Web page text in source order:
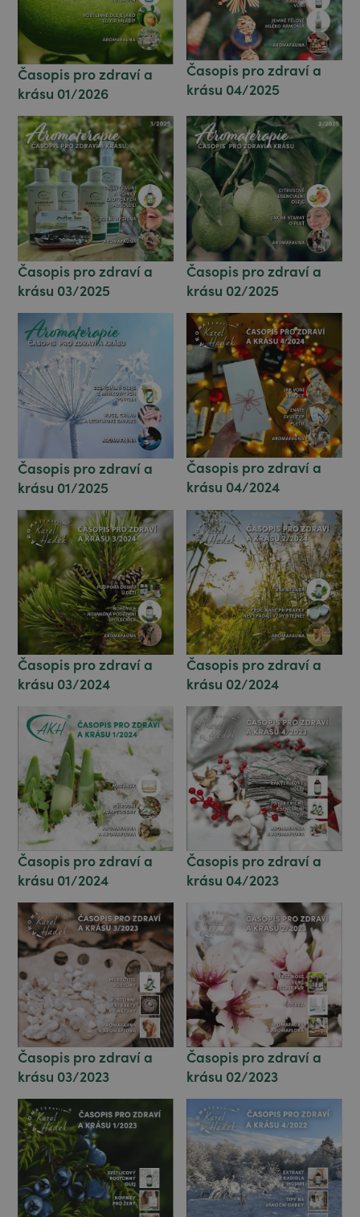
Časopis pro zdraví a
krásu 01/2026
Časopis pro zdraví a
krásu 04/2025
Časopis pro zdraví a
krásu 03/2025
Časopis pro zdraví a
krásu 02/2025
Časopis pro zdraví a
krásu 01/2025
Časopis pro zdraví a
krásu 04/2024
Časopis pro zdraví a
krásu 03/2024
Časopis pro zdraví a
krásu 02/2024
Časopis pro zdraví a
krásu 01/2024
Časopis pro zdraví a
krásu 04/2023
Časopis pro zdraví a
krásu 03/2023
Časopis pro zdraví a
krásu 02/2023